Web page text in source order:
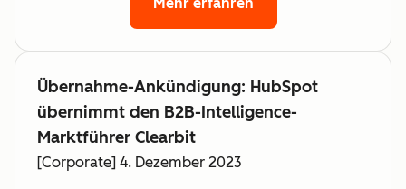
Übernahme-Ankündigung: HubSpot
übernimmt den B2B-Intelligence-
Marktführer Clearbit
[Corporate] 4. Dezember 2023